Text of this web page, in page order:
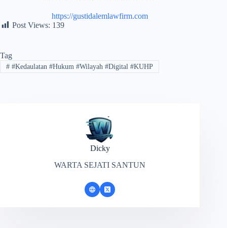
https://gustidalemlawfirm.com
Post Views: 139
Tag
##Kedaulatan #Hukum #Wilayah #Digital #KUHP
Dicky
WARTA SEJATI SANTUN